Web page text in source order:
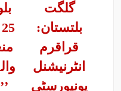
گلگت
بلتستان:
قراقرم
انٹرنیشنل
یونیورسٹی